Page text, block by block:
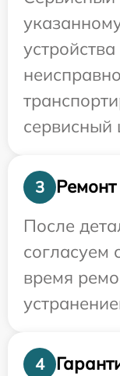
сервисный
3
Ремонт
После
согласуем
время
4